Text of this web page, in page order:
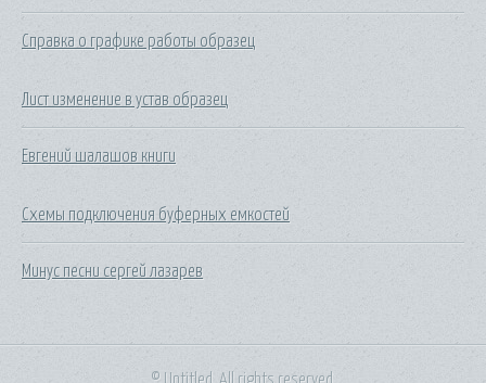
Справка о графике работы образец
Лист изменение в устав образец
Евгений шалашов книги
Схемы подключения буферных емкостей
Минус песни сергей лазарев
© Untitled. All rights reserved.